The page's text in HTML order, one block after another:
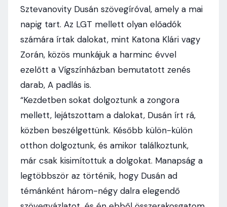
Sztevanovity Dusán szövegíróval, amely a mai
napig tart. Az LGT mellett olyan előadók
számára írtak dalokat, mint Katona Klári vagy
Zorán, közös munkájuk a harminc évvel
ezelőtt a Vígszínházban bemutatott zenés
darab, A padlás is.
“Kezdetben sokat dolgoztunk a zongora
mellett, lejátszottam a dalokat, Dusán írt rá,
közben beszélgettünk. Később külön-külön
otthon dolgoztunk, és amikor találkoztunk,
már csak kisimítottuk a dolgokat. Manapság a
legtöbbször az történik, hogy Dusán ad
témánként három-négy dalra elegendő